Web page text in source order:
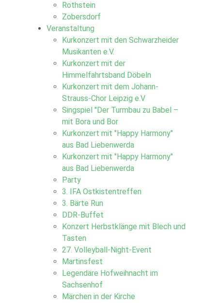
Rothstein
Zobersdorf
Veranstaltung
Kurkonzert mit den Schwarzheider
Musikanten e.V.
Kurkonzert mit der
Himmelfahrtsband Döbeln
Kurkonzert mit dem Johann-
Strauss-Chor Leipzig e.V
Singspiel "Der Turmbau zu Babel –
mit Bora und Bor
Kurkonzert mit "Happy Harmony"
aus Bad Liebenwerda
Kurkonzert mit "Happy Harmony"
aus Bad Liebenwerda
Party
3. IFA Ostkistentreffen
3. Bärte Run
DDR-Buffet
Konzert Herbstklänge mit Blech und
Tasten
27. Volleyball-Night-Event
Martinsfest
Legendäre Hofweihnacht im
Sachsenhof
Märchen in der Kirche